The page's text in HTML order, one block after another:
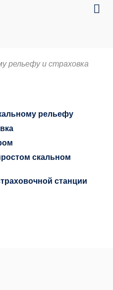
рельефу и страховка
рельефу
скальном
станции